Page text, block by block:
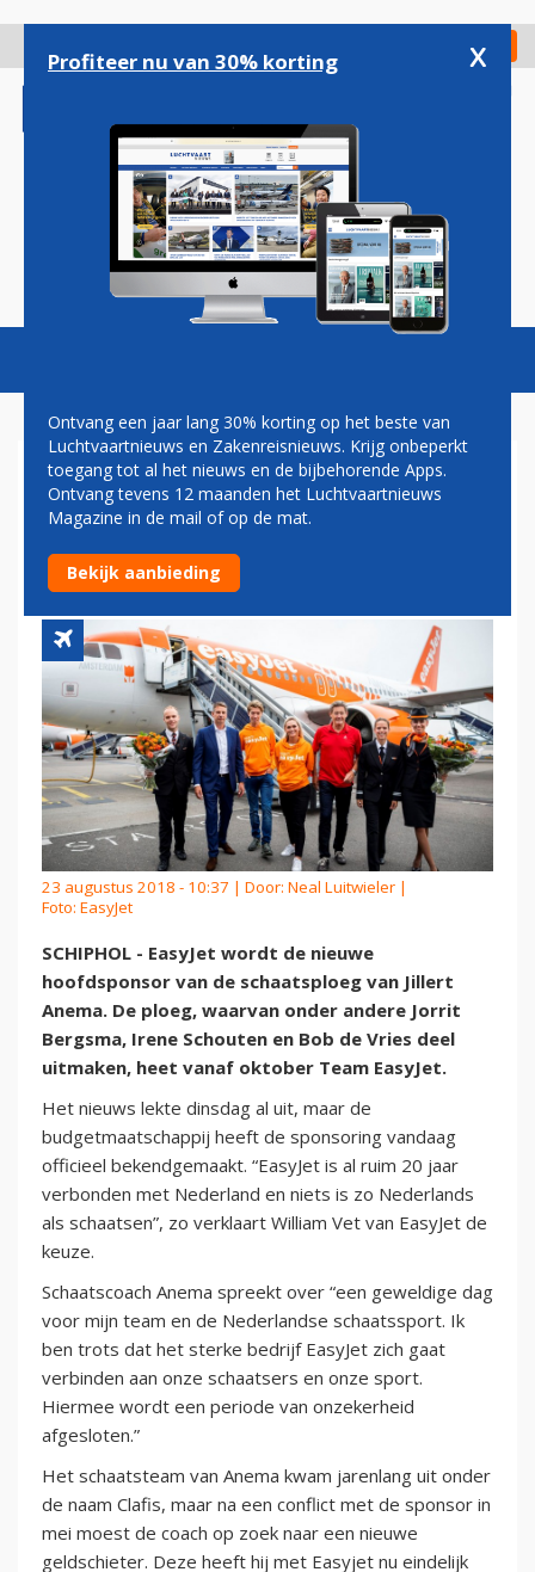
gaan
Check in
Magazine Podcasts Vacatures
SCHAATSPLOEG JILLERT
ANEMA HEET VANAF
OKTOBER TEAM EASYJET
23 augustus 2018 - 10:37 | Door: Neal Luitwieler |
Foto: EasyJet
SCHIPHOL - EasyJet wordt de nieuwe
hoofdsponsor van de schaatsploeg van Jillert
Anema. De ploeg, waarvan onder andere Jorrit
Bergsma, Irene Schouten en Bob de Vries deel
uitmaken, heet vanaf oktober Team EasyJet.
Het nieuws lekte dinsdag al uit, maar de
budgetmaatschappij heeft de sponsoring vandaag
officieel bekendgemaakt. “EasyJet is al ruim 20 jaar
verbonden met Nederland en niets is zo Nederlands
als schaatsen”, zo verklaart William Vet van EasyJet de
keuze.
Schaatscoach Anema spreekt over “een geweldige dag
voor mijn team en de Nederlandse schaatssport. Ik
ben trots dat het sterke bedrijf EasyJet zich gaat
verbinden aan onze schaatsers en onze sport.
Hiermee wordt een periode van onzekerheid
afgesloten.”
Het schaatsteam van Anema kwam jarenlang uit onder
de naam Clafis, maar na een conflict met de sponsor in
mei moest de coach op zoek naar een nieuwe
geldschieter. Deze heeft hij met Easyjet nu eindelijk
Profiteer nu van 30% korting x
Ontvang een jaar lang 30% korting op het beste van
Luchtvaartnieuws en Zakenreisnieuws. Krijg onbeperkt
toegang tot al het nieuws en de bijbehorende Apps.
Ontvang tevens 12 maanden het Luchtvaartnieuws
Magazine in de mail of op de mat.
Bekijk aanbieding